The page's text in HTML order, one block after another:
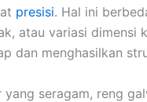
presisi. Hal ini
atau variasi dimensi
dan menghasilkan
yang seragam, reng